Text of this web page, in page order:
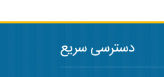
دسترسی سریع